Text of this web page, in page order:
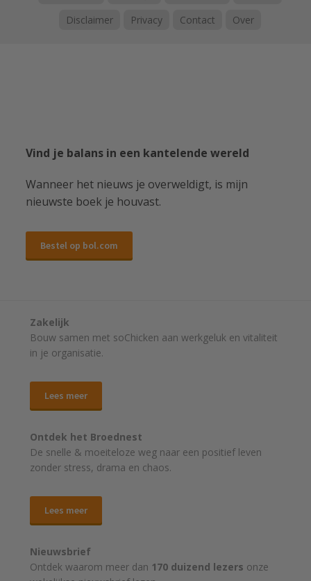
Disclaimer
Privacy Contact Over
Vind je balans in een kantelende wereld
Wanneer het nieuws je overweldigt, is mijn
nieuwste boek je houvast.
Bestel op bol.com
Zakelijk
Bouw samen met soChicken aan werkgeluk en vitaliteit
in je organisatie.
Lees meer
Ontdek het Broednest
De snelle & moeiteloze weg naar een positief leven
zonder stress, drama en chaos.
Lees meer
Nieuwsbrief
Ontdek waarom meer dan 170 duizend lezers onze